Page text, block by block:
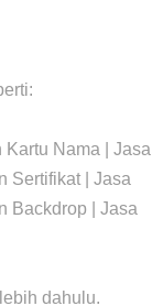
Nama | Jasa
Sertifikat | Jasa
Backdrop | Jasa
dahulu.